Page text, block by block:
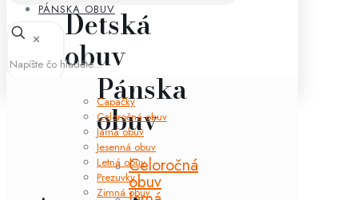
PÁNSKA OBUV
Pánska
obuv
Celoročná
obuv
Detská
obuv
Capačky
Celoročná obuv
Jarná obuv
Jesenná obuv
Letná obuv
Prezuvky
Zimná obuv
✕